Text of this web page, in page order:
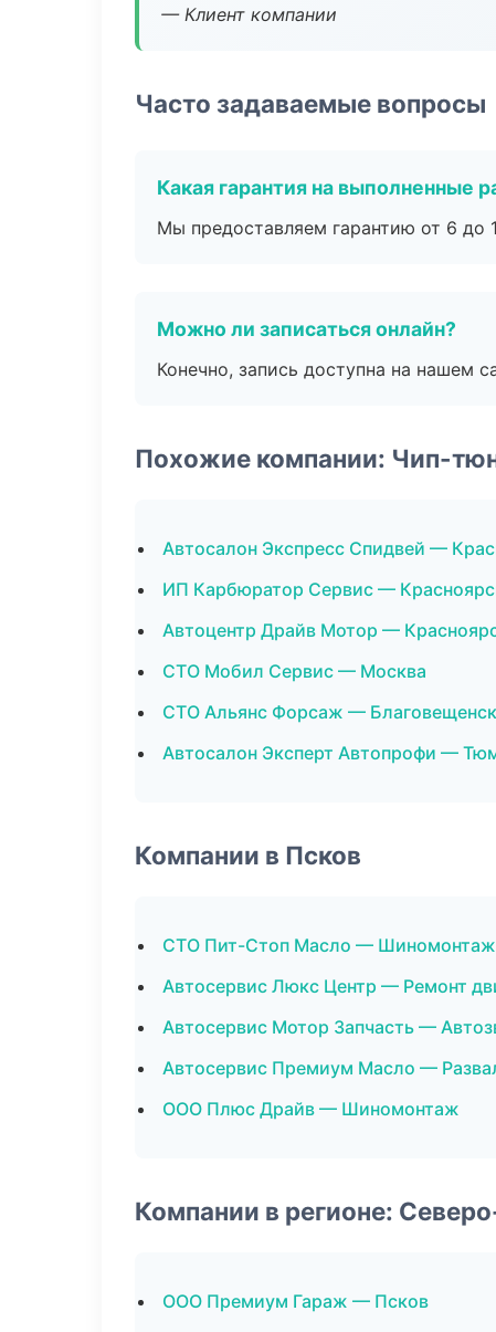
— Клиент компании
Часто задаваемые вопросы
Какая гарантия на выполненные
Мы предоставляем гарантию от 6 до
Можно ли записаться онлайн?
Конечно, запись доступна на нашем
Похожие компании: Чип-
Автосалон Экспресс Спидвей —
ИП Карбюратор Сервис —
Автоцентр Драйв Мотор —
СТО Мобил Сервис — Москва
СТО Альянс Форсаж — Благовещенск
Автосалон Эксперт Автопрофи —
Компании в Псков
СТО Пит-Стоп Масло — Шиномонтаж
Автосервис Люкс Центр — Ремонт
Автосервис Мотор Запчасть —
Автосервис Премиум Масло —
ООО Плюс Драйв — Шиномонтаж
Компании в регионе:
ООО Премиум Гараж — Псков